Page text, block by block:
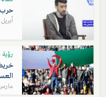
حرب
أبريل 1, 2022
مارس 15,